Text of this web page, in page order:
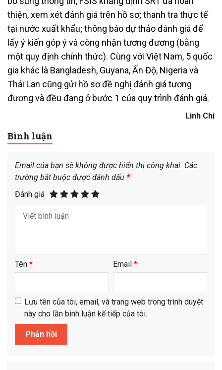
thiện, xem xét đánh giá trên hồ sơ; thanh tra thực tế
tại nước xuất khẩu; thông báo dự thảo đánh giá để
lấy ý kiến góp ý và công nhận tương đương (bằng
một quy định chính thức). Cùng với Việt Nam, 5 quốc
gia khác là Bangladesh, Guyana, Ấn Độ, Nigeria và
Thái Lan cũng gửi hồ sơ đề nghị đánh giá tương
đương và đều đang ở bước 1 của quy trình đánh giá.
Linh Chi
Bình luận
Email của bạn sẽ không được hiển thị công khai. Các
trường bắt buộc được đánh dấu *
Đánh giá
Tên * Email *
Lưu tên của tôi, email, và trang web trong trình duyệt
này cho lần bình luận kế tiếp của tôi.